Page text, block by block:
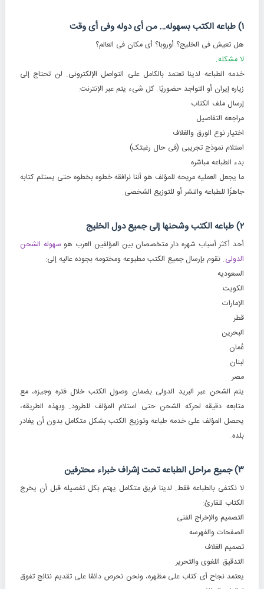
۱) طباعه الکتب بسهوله… من أی دوله وفی أی وقت
هل تعیش فی الخلیج؟ أوروبا؟ أی مکان فی العالم؟
لا مشکله.
خدمه الطباعه لدینا تعتمد بالکامل على التواصل الإلکترونی. لن تحتاج إلى
زیاره إیران أو التواجد حضوریًا. کل شیء یتم عبر الإنترنت:
إرسال ملف الکتاب
مراجعه التفاصیل
اختیار نوع الورق والغلاف
استلام نموذج تجریبی (فی حال رغبتک)
بدء الطباعه مباشره
ما یجعل العملیه مریحه للمؤلف هو أننا نرافقه خطوه بخطوه حتى یستلم کتابه
جاهزًا للطباعه والنشر أو للتوزیع الشخصی.
۲) طباعه الکتب وشحنها إلى جمیع دول الخلیج
أحد أکثر أسباب شهره دار متخصصان بین المؤلفین العرب هو سهوله الشحن
الدولی. نقوم بإرسال جمیع الکتب مطبوعه ومختومه بجوده عالیه إلى:
السعودیه
الکویت
الإمارات
قطر
البحرین
عُمان
لبنان
مصر
یتم الشحن عبر البرید الدولی بضمان وصول الکتب خلال فتره وجیزه، مع
متابعه دقیقه لحرکه الشحن حتى استلام المؤلف للطرود. وبهذه الطریقه،
یحصل المؤلف على خدمه طباعه وتوزیع الکتب بشکل متکامل بدون أن یغادر
بلده.
۳) جمیع مراحل الطباعه تحت إشراف خبراء محترفین
لا نکتفی بالطباعه فقط. لدینا فریق متکامل یهتم بکل تفصیله قبل أن یخرج
الکتاب للقارئ:
التصمیم والإخراج الفنی
الصفحات والفهرسه
تصمیم الغلاف
التدقیق اللغوی والتحریر
یعتمد نجاح أی کتاب على مظهره، ونحن نحرص دائمًا على تقدیم نتائج تفوق